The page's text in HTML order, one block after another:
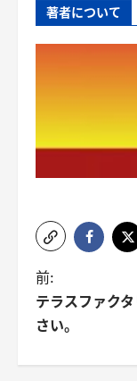
著者について
投
稿
前:
テラスファク
さい。